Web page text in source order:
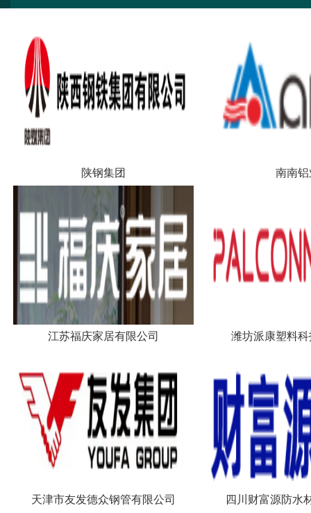
陕钢集团 南南铝
江苏福庆家居有限公司 潍坊派康塑料
天津市友发德众钢管有限公司 四川财富源防水